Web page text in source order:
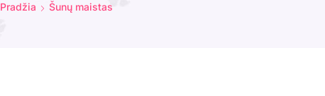
Pradžia Šunų maistas